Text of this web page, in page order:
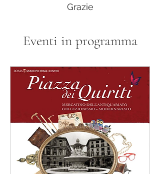
Grazie
Eventi in programma